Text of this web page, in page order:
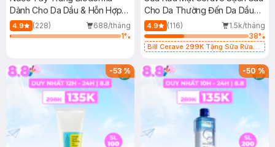
Dành Cho Da Dầu & Hỗn Hợp
500ml
4.9 (228)
688/tháng
1%
Cho Da Thường Đến Da Dầu
473ml
4.9 (116)
1.5k/tháng
38%
Bill Cerave 299K Tặng Sữa Rửa
-53% -50%